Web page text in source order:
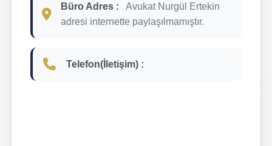
Büro Adres :
Avukat Nurgül Ertekin
adresi internette paylaşılmamıştır.
Telefon(İletişim) :